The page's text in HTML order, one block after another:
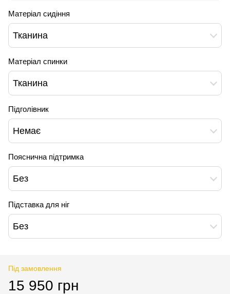
Матеріал сидіння
Тканина
Матеріал спинки
Тканина
Підголівник
Немає
Пояснична підтримка
Без
Підставка для ніг
Без
Під замовлення
15 950 грн